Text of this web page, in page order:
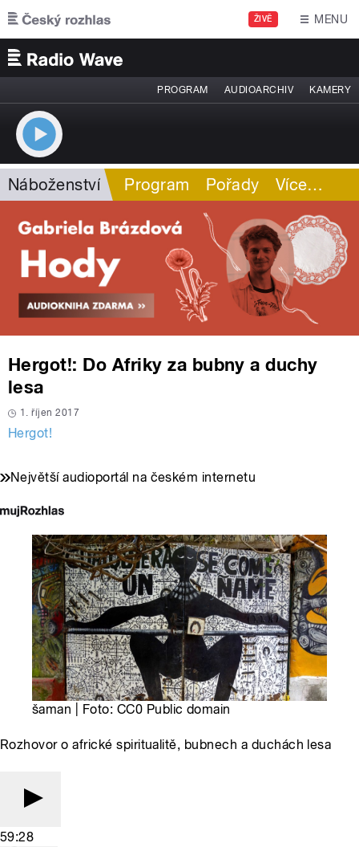
Přejít k hlavnímu obsahu
ŽIVĚ MENU
PROGRAM AUDIOARCHIV KAMERY
Náboženství Program Pořady Více…
Hergot!: Do Afriky za bubny a duchy
lesa
1. říjen 2017
Hergot!
Největší audioportál na českém internetu
šaman | Foto: CC0 Public domain
Rozhovor o africké spiritualitě, bubnech a duchách lesa
59:28